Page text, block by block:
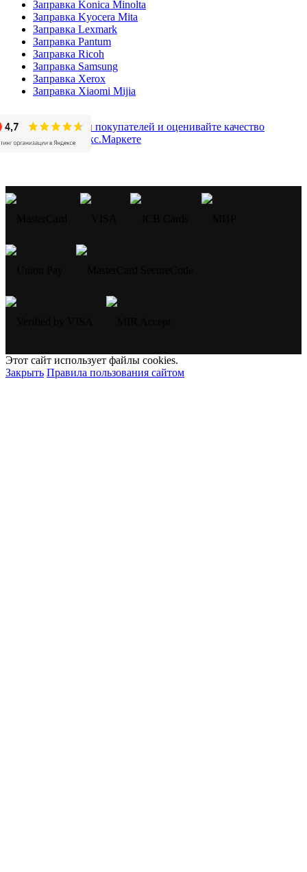
Заправка Konica Minolta
Заправка Kyocera Mita
Заправка Lexmark
Заправка Pantum
Заправка Ricoh
Заправка Samsung
Заправка Xerox
Заправка Xiaomi Mijia
Этот сайт использует файлы cookies.
Закрыть Правила пользования сайтом